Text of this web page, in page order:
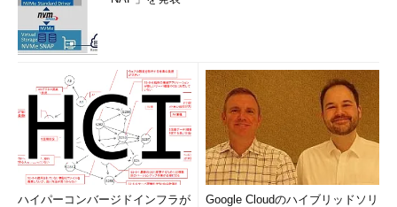
ハイパーコンバージドインフラが
Google Cloudのハイブリッドソリ